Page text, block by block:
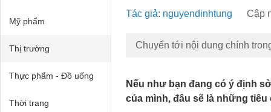
Mỹ phẩm
Thị trường
Thực phẩm - Đồ uống
Thời trang
Tác giả: nguyendinhtung Cập
Chuyển tới nội dung chính
Nếu như bạn đang có ý định
của mình, đâu sẽ là những